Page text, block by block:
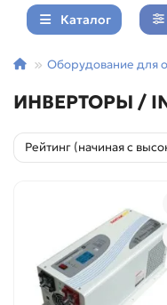
Каталог
Оборудование для
ИНВЕРТОРЫ /